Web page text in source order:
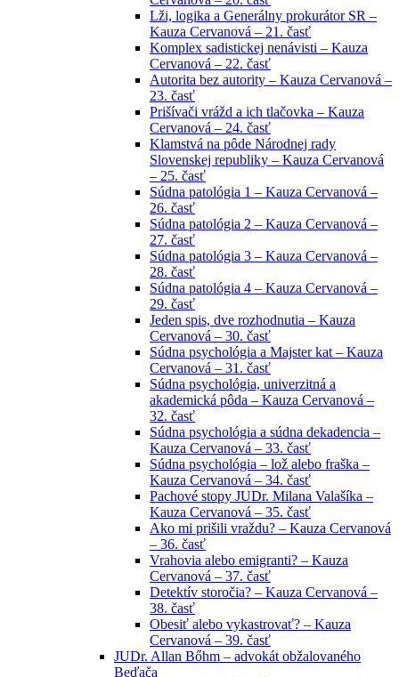
Lži, logika a Generálny prokurátor SR –
Kauza Cervanová – 21. časť
Komplex sadistickej nenávisti – Kauza
Cervanová – 22. časť
Autorita bez autority – Kauza Cervanová –
23. časť
Prišívači vrážd a ich tlačovka – Kauza
Cervanová – 24. časť
Klamstvá na pôde Národnej rady
Slovenskej republiky – Kauza Cervanová
– 25. časť
Súdna patológia 1 – Kauza Cervanová –
26. časť
Súdna patológia 2 – Kauza Cervanová –
27. časť
Súdna patológia 3 – Kauza Cervanová –
28. časť
Súdna patológia 4 – Kauza Cervanová –
29. časť
Jeden spis, dve rozhodnutia – Kauza
Cervanová – 30. časť
Súdna psychológia a Majster kat – Kauza
Cervanová – 31. časť
Súdna psychológia, univerzitná a
akademická pôda – Kauza Cervanová –
32. časť
Súdna psychológia a súdna dekadencia –
Kauza Cervanová – 33. časť
Súdna psychológia – lož alebo fraška –
Kauza Cervanová – 34. časť
Pachové stopy JUDr. Milana Valašíka –
Kauza Cervanová – 35. časť
Ako mi prišili vraždu? – Kauza Cervanová
– 36. časť
Vrahovia alebo emigranti? – Kauza
Cervanová – 37. časť
Detektív storočia? – Kauza Cervanová –
38. časť
Obesiť alebo vykastrovať? – Kauza
Cervanová – 39. časť
JUDr. Allan Bőhm – advokát obžalovaného
Beďača